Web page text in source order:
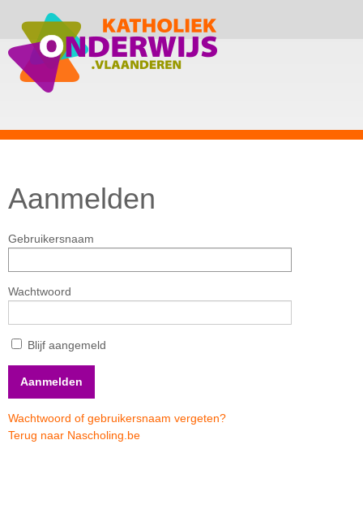
Aanmelden
Gebruikersnaam
Wachtwoord
Blijf aangemeld
Wachtwoord of gebruikersnaam vergeten?
Terug naar Nascholing.be